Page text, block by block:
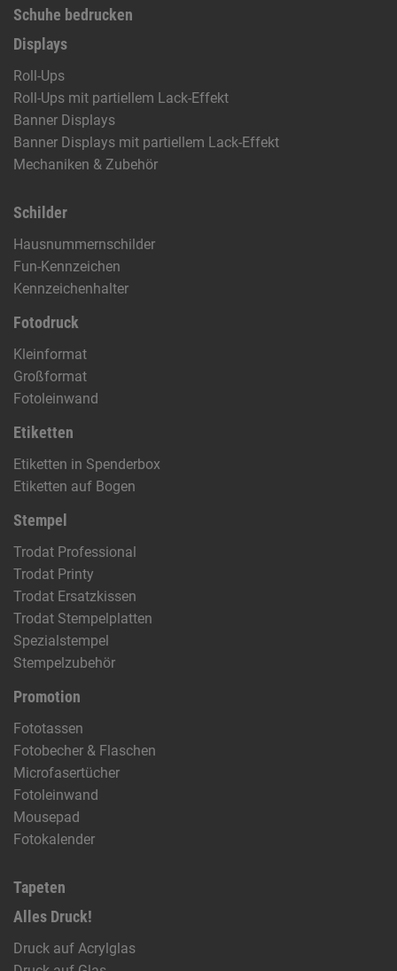
Schuhe bedrucken
Displays
Roll-Ups
Roll-Ups mit partiellem Lack-Effekt
Banner Displays
Banner Displays mit partiellem Lack-Effekt
Mechaniken & Zubehör
Schilder
Hausnummernschilder
Fun-Kennzeichen
Kennzeichenhalter
Fotodruck
Kleinformat
Großformat
Fotoleinwand
Etiketten
Etiketten in Spenderbox
Etiketten auf Bogen
Stempel
Trodat Professional
Trodat Printy
Trodat Ersatzkissen
Trodat Stempelplatten
Spezialstempel
Stempelzubehör
Promotion
Fototassen
Fotobecher & Flaschen
Microfasertücher
Fotoleinwand
Mousepad
Fotokalender
Tapeten
Alles Druck!
Druck auf Acrylglas